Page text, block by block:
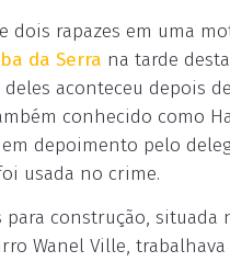
rapazes em uma
da Serra na tarde
aconteceu depois
conhecido como
depoimento pelo
usada no crime.
construção, situada
Wanel Ville,